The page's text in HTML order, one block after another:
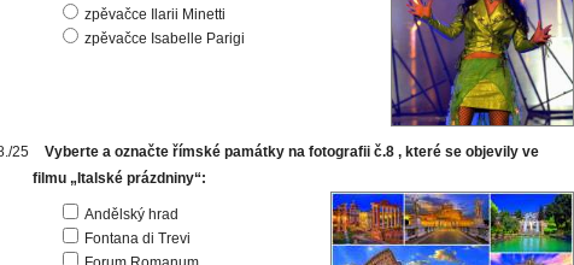
zpěvačce Ilarii Minetti
zpěvačce Isabelle Parigi
Vyberte a označte římské památky na fotografii č.8 , které se objevily ve
filmu „Italské prázdniny“:
Andělský hrad
Fontana di Trevi